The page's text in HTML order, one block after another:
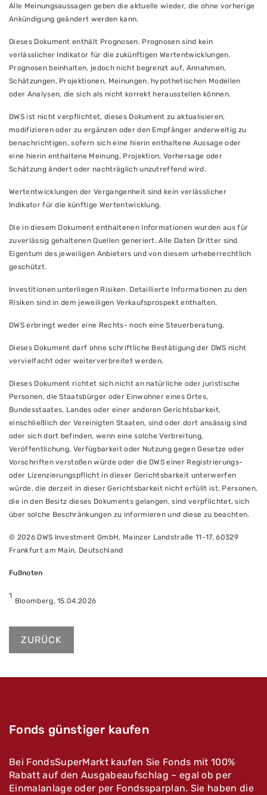
Alle Meinungsaussagen geben die aktuelle wieder, die ohne vorherige
Ankündigung geändert werden kann.
Dieses Dokument enthält Prognosen. Prognosen sind kein
verlässlicher Indikator für die zukünftigen Wertentwicklungen.
Prognosen beinhalten, jedoch nicht begrenzt auf, Annahmen,
Schätzungen, Projektionen, Meinungen, hypothetischen Modellen
oder Analysen, die sich als nicht korrekt herausstellen können.
DWS ist nicht verpflichtet, dieses Dokument zu aktualisieren,
modifizieren oder zu ergänzen oder den Empfänger anderweitig zu
benachrichtigen, sofern sich eine hierin enthaltene Aussage oder
eine hierin enthaltene Meinung, Projektion, Vorhersage oder
Schätzung ändert oder nachträglich unzutreffend wird.
Wertentwicklungen der Vergangenheit sind kein verlässlicher
Indikator für die künftige Wertentwicklung.
Die in diesem Dokument enthaltenen Informationen wurden aus für
zuverlässig gehaltenen Quellen generiert. Alle Daten Dritter sind
Eigentum des jeweiligen Anbieters und von diesem urheberrechtlich
geschützt.
Investitionen unterliegen Risiken. Detaillierte Informationen zu den
Risiken sind in dem jeweiligen Verkaufsprospekt enthalten.
DWS erbringt weder eine Rechts- noch eine Steuerberatung.
Dieses Dokument darf ohne schriftliche Bestätigung der DWS nicht
vervielfacht oder weiterverbreitet werden.
Dieses Dokument richtet sich nicht an natürliche oder juristische
Personen, die Staatsbürger oder Einwohner eines Ortes,
Bundesstaates, Landes oder einer anderen Gerichtsbarkeit,
einschließlich der Vereinigten Staaten, sind oder dort ansässig sind
oder sich dort befinden, wenn eine solche Verbreitung,
Veröffentlichung, Verfügbarkeit oder Nutzung gegen Gesetze oder
Vorschriften verstoßen würde oder die DWS einer Registrierungs-
oder Lizenzierungspflicht in dieser Gerichtsbarkeit unterwerfen
würde, die derzeit in dieser Gerichtsbarkeit nicht erfüllt ist. Personen,
die in den Besitz dieses Dokuments gelangen, sind verpflichtet, sich
über solche Beschränkungen zu informieren und diese zu beachten.
© 2026 DWS Investment GmbH, Mainzer Landstraße 11-17, 60329
Frankfurt am Main, Deutschland
Fußnoten
1
Bloomberg, 15.04.2026
ZURÜCK
Fonds günstiger kaufen
Bei FondsSuperMarkt kaufen Sie Fonds mit 100%
Rabatt auf den Ausgabeaufschlag – egal ob per
Einmalanlage oder per Fondssparplan. Sie haben die